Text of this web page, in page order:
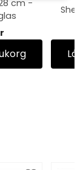
cm -